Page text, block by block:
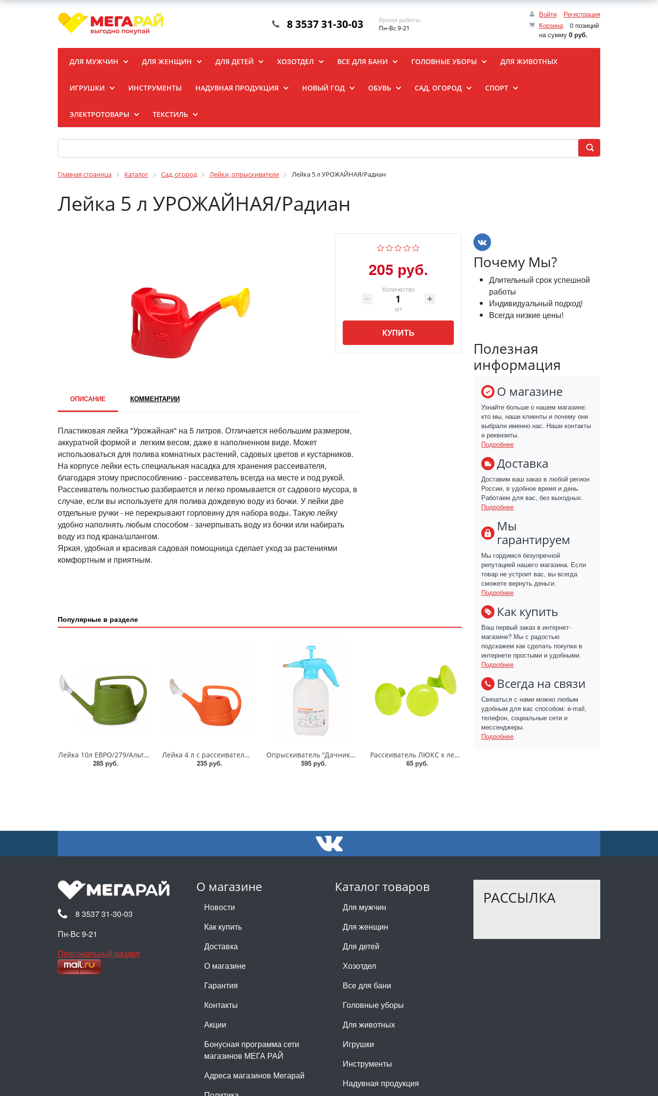
Войти
Регистрация
Корзина
0 позиций
на сумму 0 руб.
8 3537 31-30-03
Время работы:
Пн-Вс 9-21
ДЛЯ МУЖЧИН ДЛЯ ЖЕНЩИН ДЛЯ ДЕТЕЙ ХОЗОТДЕЛ ВСЕ ДЛЯ БАНИ ГОЛОВНЫЕ УБОРЫ ДЛЯ ЖИВОТНЫХ
ИГРУШКИ ИНСТРУМЕНТЫ НАДУВНАЯ ПРОДУКЦИЯ НОВЫЙ ГОД ОБУВЬ САД, ОГОРОД СПОРТ
ЭЛЕКТРОТОВАРЫ ТЕКСТИЛЬ
Главная страница Каталог Сад, огород Лейки, опрыскиватели Лейка 5 л УРОЖАЙНАЯ/Радиан
Лейка 5 л УРОЖАЙНАЯ/Радиан
205 руб.
Количество
шт
КУПИТЬ
ОПИСАНИЕ КОММЕНТАРИИ
Пластиковая лейка "Урожайная" на 5 литров. Отличается небольшим размером,
аккуратной формой и легким весом, даже в наполненном виде. Может
использоваться для полива комнатных растений, садовых цветов и кустарников.
На корпусе лейки есть специальная насадка для хранения рассеивателя,
благодаря этому приспособлению - рассеиватель всегда на месте и под рукой.
Рассеиватель полностью разбирается и легко промывается от садового мусора, в
случае, если вы используете для полива дождевую воду из бочки. У лейки две
отдельные ручки - не перекрывают горловину для набора воды. Такую лейку
удобно наполнять любым способом - зачерпывать воду из бочки или набирать
воду из под крана/шлангом.
Яркая, удобная и красивая садовая помощница сделает уход за растениями
комфортным и приятным.
Популярные в разделе
Лейка 10л ЕВРО/279/Альтернатива
285 руб.
Лейка 4 л с рассеивателем/219/Альтернатива
235 руб.
Опрыскиватель "Дачник" 1,5 л помповый/7477/Альтернатива
595 руб.
Рассеиватель ЛЮКС к лейке 6,5л; 8л; 5л; 7л/Радиан
65 руб.
Почему Мы?
Длительный срок успешной
работы
Индивидуальный подход!
Всегда низкие цены!
Полезная
информация
О магазине
Узнайте больше о нашем магазине:
кто мы, наши клиенты и почему они
выбрали именно нас. Наши контакты
и реквизиты.
Подробнее
Доставка
Доставим ваш заказ в любой регион
России, в удобное время и день.
Работаем для вас, без выходных.
Подробнее
Мы
гарантируем
Мы гордимся безупречной
репутацией нашего магазина. Если
товар не устроит вас, вы всегда
сможете вернуть деньги.
Подробнее
Как купить
Ваш первый заказ в интернет-
магазине? Мы с радостью
подскажем как сделать покупки в
интернете простыми и удобными.
Подробнее
Всегда на связи
Связаться с нами можно любым
удобным для вас способом: e-mail,
телефон, социальные сети и
мессенджеры.
Подробнее
О магазине
Новости
Как купить
Доставка
О магазине
Гарантия
Контакты
Акции
Бонусная программа сети
магазинов МЕГА РАЙ
Адреса магазинов Мегарай
Каталог товаров
Для мужчин
Для женщин
Для детей
Хозотдел
Все для бани
Головные уборы
Для животных
Игрушки
Инструменты
Надувная продукция
РАССЫЛКА
8 3537 31-30-03
Пн-Вс 9-21
Персональный раздел